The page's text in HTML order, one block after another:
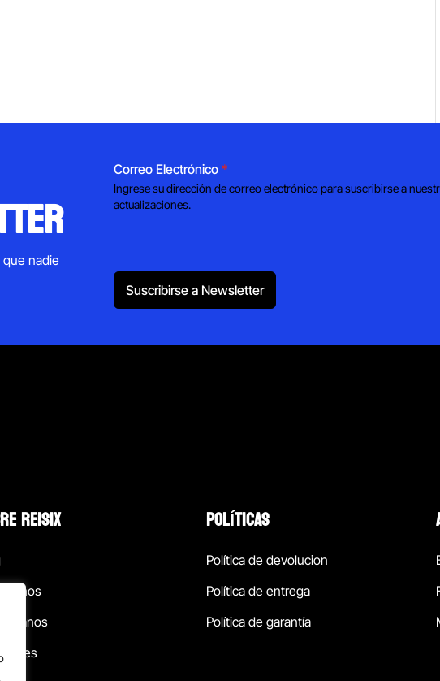
nadie
Correo Electrónico *
Ingrese su dirección de correo electrónico para suscribirse a
actualizaciones.
Suscribirse a Newsletter
REISIX POLÍTICAS
Política de devolucion
Política de entrega
Política de garantía